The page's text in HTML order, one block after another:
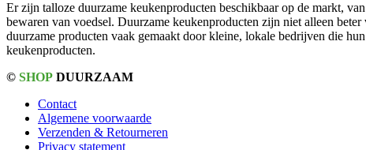
Er zijn talloze duurzame keukenproducten beschikbaar op de markt,
bewaren van voedsel. Duurzame keukenproducten zijn niet alleen
duurzame producten vaak gemaakt door kleine, lokale bedrijven die
keukenproducten.
© SHOP DUURZAAM
Contact
Algemene voorwaarde
Verzenden & Retourneren
Privacy statement